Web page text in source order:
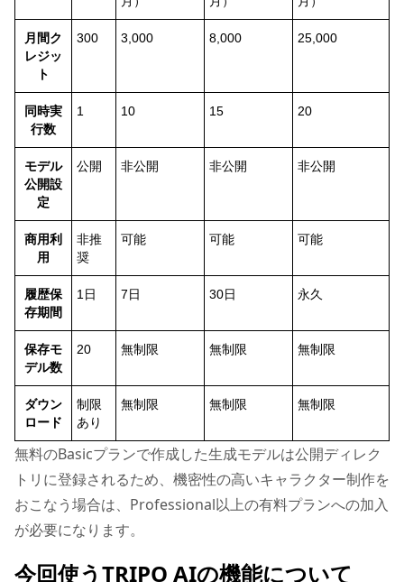
月間ク
レジッ
ト
300 3,000 8,000 25,000
同時実
行数
1 10 15 20
モデル
公開設
定
公開 非公開 非公開 非公開
商用利
用
非推
奨
可能 可能 可能
履歴保
存期間
1日 7日 30日 永久
保存モ
デル数
20 無制限 無制限 無制限
ダウン
ロード
制限
あり
無制限 無制限 無制限
無料のBasicプランで作成した生成モデルは公開ディレク
トリに登録されるため、機密性の高いキャラクター制作を
おこなう場合は、Professional以上の有料プランへの加入
が必要になります。
今回使うTRIPO AIの機能について